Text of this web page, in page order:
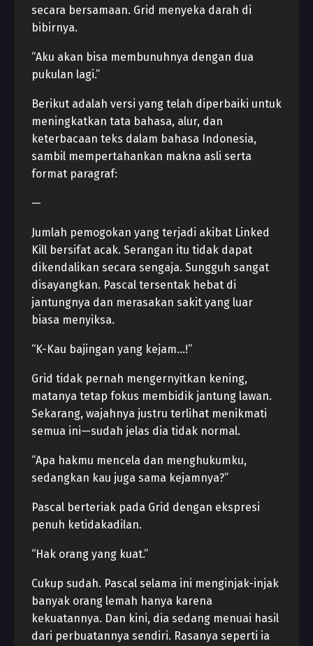
secara bersamaan. Grid menyeka darah di
bibirnya.
“Aku akan bisa membunuhnya dengan dua
pukulan lagi.”
Berikut adalah versi yang telah diperbaiki untuk
meningkatkan tata bahasa, alur, dan
keterbacaan teks dalam bahasa Indonesia,
sambil mempertahankan makna asli serta
format paragraf:
—
Jumlah pemogokan yang terjadi akibat Linked
Kill bersifat acak. Serangan itu tidak dapat
dikendalikan secara sengaja. Sungguh sangat
disayangkan. Pascal tersentak hebat di
jantungnya dan merasakan sakit yang luar
biasa menyiksa.
“K-Kau bajingan yang kejam…!”
Grid tidak pernah mengernyitkan kening,
matanya tetap fokus membidik jantung lawan.
Sekarang, wajahnya justru terlihat menikmati
semua ini—sudah jelas dia tidak normal.
“Apa hakmu mencela dan menghukumku,
sedangkan kau juga sama kejamnya?”
Pascal berteriak pada Grid dengan ekspresi
penuh ketidakadilan.
“Hak orang yang kuat.”
Cukup sudah. Pascal selama ini menginjak-injak
banyak orang lemah hanya karena
kekuatannya. Dan kini, dia sedang menuai hasil
dari perbuatannya sendiri. Rasanya seperti ia